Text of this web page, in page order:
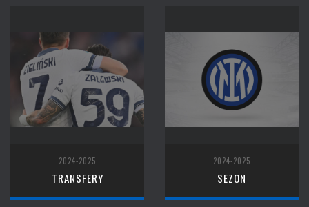
2024-2025
TRANSFERY
2024-2025
SEZON